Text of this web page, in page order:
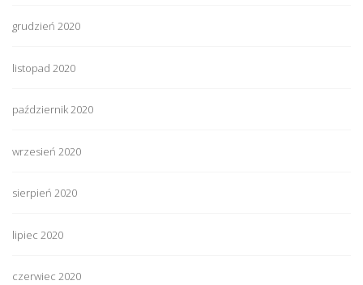
grudzień 2020
listopad 2020
październik 2020
wrzesień 2020
sierpień 2020
lipiec 2020
czerwiec 2020